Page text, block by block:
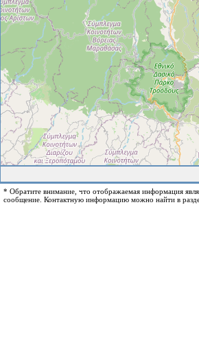
* Обратите внимание, что отображаемая информация
сообщение. Контактную информацию можно найти в